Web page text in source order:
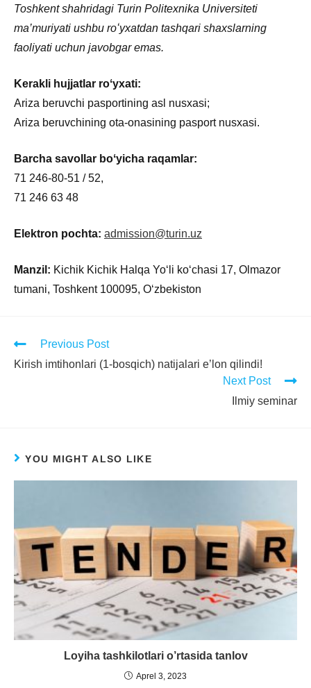
Toshkent shahridagi Turin Politexnika Universiteti
ma’muriyati ushbu roʻyxatdan tashqari shaxslarning
faoliyati uchun javobgar emas.
Kerakli hujjatlar roʻyxati:
Ariza beruvchi pasportining asl nusxasi;
Ariza beruvchining ota-onasining pasport nusxasi.
Barcha savollar boʻyicha raqamlar:
71 246-80-51 / 52,
71 246 63 48
Elektron pochta: admission@turin.uz
Manzil: Kichik Kichik Halqa Yoʻli koʻchasi 17, Olmazor
tumani, Toshkent 100095, Oʻzbekiston
Previous Post
Kirish imtihonlari (1-bosqich) natijalari e’lon qilindi!
Next Post
Ilmiy seminar
YOU MIGHT ALSO LIKE
Loyiha tashkilotlari o’rtasida tanlov
Aprel 3, 2023